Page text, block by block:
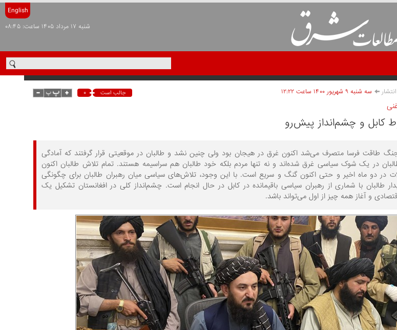
English
شنبه ۱۷ مرداد ۱۴۰۵ ساعت: ۰۸:۴۵
سه شنبه ۹ شهريور ۱۴۰۰ ساعت ۱۲:۲۲ جالب است ۰
کابل و چشم‌انداز پیش‌رو
طاقت فرسا متصرف می‌شد اکنون غرق در هیجان بود ولی چنین نشد و طالبان در موقعیتی قرار گرفتند که آمادگی
در یک شوک سیاسی غرق شده‌اند و نه تنها مردم بلکه خود طالبان هم سراسیمه هستند. تمام تلاش طالبان اکنون
در دو ماه اخیر و حتی اکنون گنگ و سریع است. با این وجود، تلاش‌های سیاسی میان رهبران طالبان برای چگونگی
طالبان با شماری از رهبران سیاسی باقیمانده در کابل در حال انجام است. چشم‌انداز کلی در افغانستان تشکیل یک
و آغاز همه چیز از اول می‌تواند باشد.